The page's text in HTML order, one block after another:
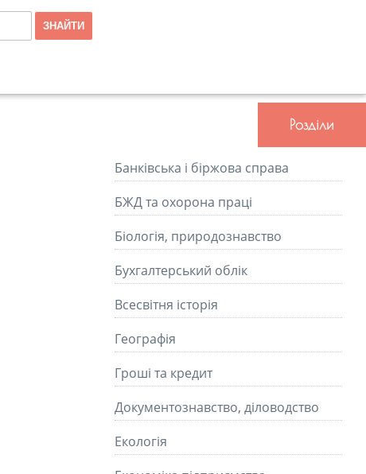
Розділи
Банківська і біржова справа
БЖД та охорона праці
Біологія, природознавство
Бухгалтерський облік
Всесвітня історія
Географія
Гроші та кредит
Документознавство, діловодство
Екологія